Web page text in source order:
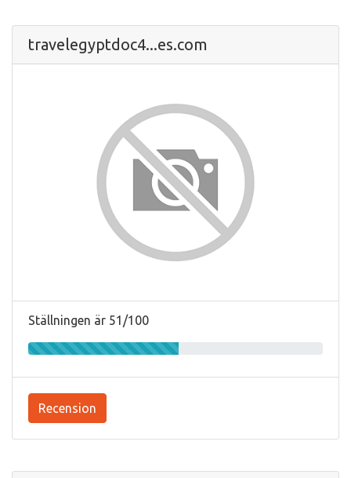
travelegyptdoc4...es.com
Ställningen är 51/100
Recension